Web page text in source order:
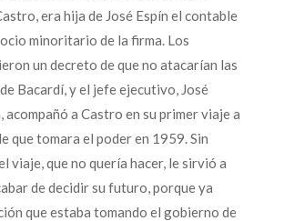
era hija de José Espín el contable
minoritario de la firma. Los
un decreto de que no atacarían las
Bacardí, y el jefe ejecutivo, José
acompañó a Castro en su primer viaje a
que tomara el poder en 1959. Sin
viaje, que no quería hacer, le sirvió a
de decidir su futuro, porque ya
que estaba tomando el gobierno de